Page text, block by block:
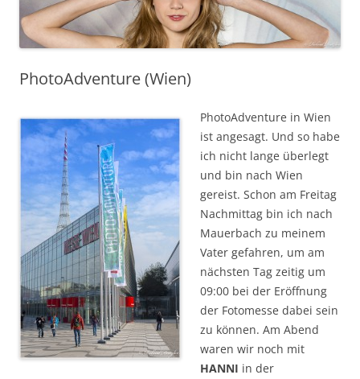
PhotoAdventure (Wien)
PhotoAdventure in Wien
ist angesagt. Und so habe
ich nicht lange überlegt
und bin nach Wien
gereist. Schon am Freitag
Nachmittag bin ich nach
Mauerbach zu meinem
Vater gefahren, um am
nächsten Tag zeitig um
09:00 bei der Eröffnung
der Fotomesse dabei sein
zu können. Am Abend
waren wir noch mit
HANNI in der